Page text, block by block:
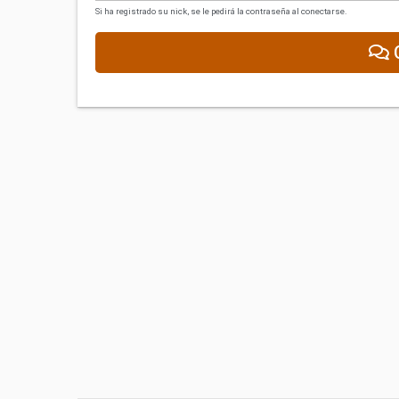
Si ha registrado su nick, se le pedirá la contraseña al conectarse.